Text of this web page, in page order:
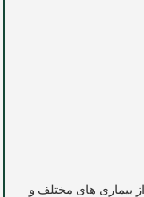
بیماری های مختلف و